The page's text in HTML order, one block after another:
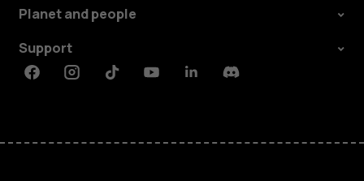
Planet and people
Support
FacebookInstagramTiktokYoutubeLinkedinDiscord